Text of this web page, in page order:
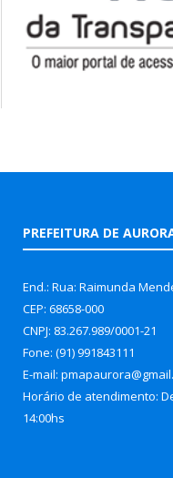
PREFEITURA DE
End.: Rua: Raimunda
CEP: 68658-000
CNPJ: 83.267.989/0001-21
Fone: (91) 991843111
E-mail:
Horário de atendimento:
14:00hs